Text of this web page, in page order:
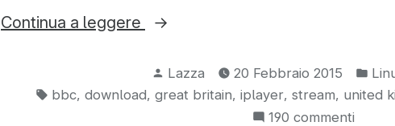
Continua a leggere
“How
download
BBC
Pubblicato
da
Lazza 20 Febbraio 2015
in:
Tag:
bbc download great britain iplayer stream united
190 commentisu